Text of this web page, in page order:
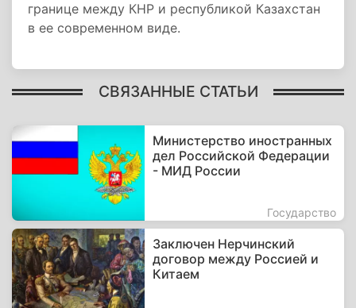
границе между КНР и республикой Казахстан
в ее современном виде.
СВЯЗАННЫЕ СТАТЬИ
Министерство иностранных
дел Российской Федерации
- МИД России
Государство
Заключен Нерчинский
договор между Россией и
Китаем